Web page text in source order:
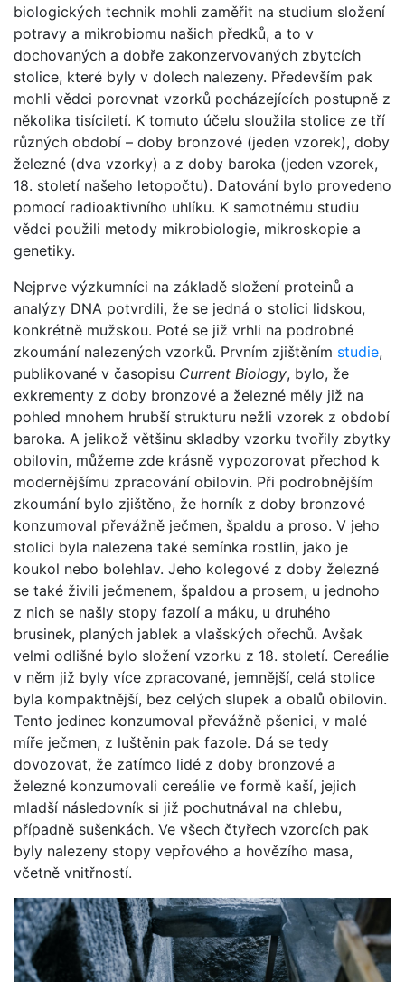
biologických technik mohli zaměřit na studium složení
potravy a mikrobiomu našich předků, a to v
dochovaných a dobře zakonzervovaných zbytcích
stolice, které byly v dolech nalezeny. Především pak
mohli vědci porovnat vzorků pocházejících postupně z
několika tisíciletí. K tomuto účelu sloužila stolice ze tří
různých období ­­– doby bronzové (jeden vzorek), doby
železné (dva vzorky) a z doby baroka (jeden vzorek,
18. století našeho letopočtu). Datování bylo provedeno
pomocí radioaktivního uhlíku. K samotnému studiu
vědci použili metody mikrobiologie, mikroskopie a
genetiky.
Nejprve výzkumníci na základě složení proteinů a
analýzy DNA potvrdili, že se jedná o stolici lidskou,
konkrétně mužskou. Poté se již vrhli na podrobné
zkoumání nalezených vzorků. Prvním zjištěním studie,
publikované v časopisu Current Biology, bylo, že
exkrementy z doby bronzové a železné měly již na
pohled mnohem hrubší strukturu nežli vzorek z období
baroka. A jelikož většinu skladby vzorku tvořily zbytky
obilovin, můžeme zde krásně vypozorovat přechod k
modernějšímu zpracování obilovin. Při podrobnějším
zkoumání bylo zjištěno, že horník z doby bronzové
konzumoval převážně ječmen, špaldu a proso. V jeho
stolici byla nalezena také semínka rostlin, jako je
koukol nebo bolehlav. Jeho kolegové z doby železné
se také živili ječmenem, špaldou a prosem, u jednoho
z nich se našly stopy fazolí a máku, u druhého
brusinek, planých jablek a vlašských ořechů. Avšak
velmi odlišné bylo složení vzorku z 18. století. Cereálie
v něm již byly více zpracované, jemnější, celá stolice
byla kompaktnější, bez celých slupek a obalů obilovin.
Tento jedinec konzumoval převážně pšenici, v malé
míře ječmen, z luštěnin pak fazole. Dá se tedy
dovozovat, že zatímco lidé z doby bronzové a
železné konzumovali cereálie ve formě kaší, jejich
mladší následovník si již pochutnával na chlebu,
případně sušenkách. Ve všech čtyřech vzorcích pak
byly nalezeny stopy vepřového a hovězího masa,
včetně vnitřností.